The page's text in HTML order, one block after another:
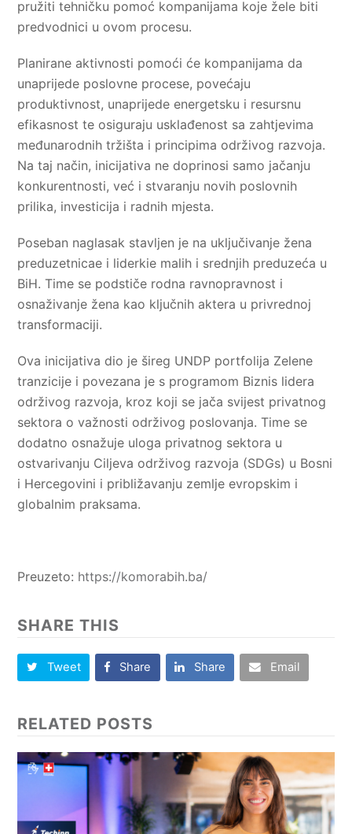
pružiti tehničku pomoć kompanijama koje žele biti
predvodnici u ovom procesu.
Planirane aktivnosti pomoći će kompanijama da
unaprijede poslovne procese, povećaju
produktivnost, unaprijede energetsku i resursnu
efikasnost te osiguraju usklađenost sa zahtjevima
međunarodnih tržišta i principima održivog razvoja.
Na taj način, inicijativa ne doprinosi samo jačanju
konkurentnosti, već i stvaranju novih poslovnih
prilika, investicija i radnih mjesta.
Poseban naglasak stavljen je na uključivanje žena
preduzetnicae i liderkie malih i srednjih preduzeća u
BiH. Time se podstiče rodna ravnopravnost i
osnaživanje žena kao ključnih aktera u privrednoj
transformaciji.
Ova inicijativa dio je šireg UNDP portfolija Zelene
tranzicije i povezana je s programom Biznis lidera
održivog razvoja, kroz koji se jača svijest privatnog
sektora o važnosti održivog poslovanja. Time se
dodatno osnažuje uloga privatnog sektora u
ostvarivanju Ciljeva održivog razvoja (SDGs) u Bosni
i Hercegovini i približavanju zemlje evropskim i
globalnim praksama.
Preuzeto: https://komorabih.ba/
SHARE THIS
Tweet Share Share Email
RELATED POSTS